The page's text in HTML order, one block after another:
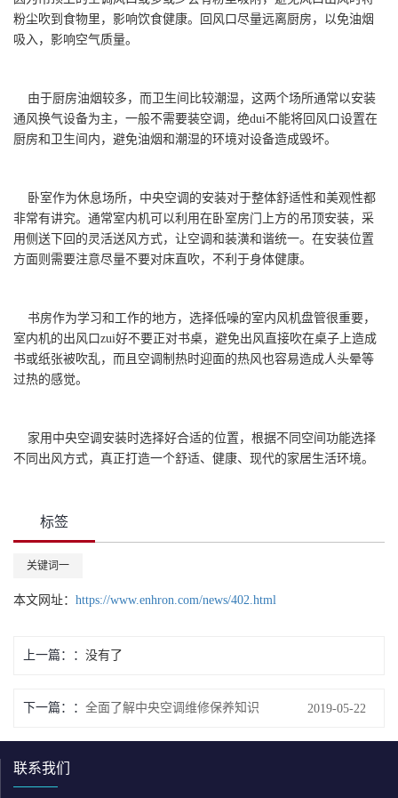
粉尘吹到食物里，影响饮食健康。回风口尽量远离厨房，以免油烟
吸入，影响空气质量。
由于厨房油烟较多，而卫生间比较潮湿，这两个场所通常以安装
通风换气设备为主，一般不需要装空调，绝dui不能将回风口设置在
厨房和卫生间内，避免油烟和潮湿的环境对设备造成毁坏。
卧室作为休息场所，中央空调的安装对于整体舒适性和美观性都
非常有讲究。通常室内机可以利用在卧室房门上方的吊顶安装，采
用侧送下回的灵活送风方式，让空调和装潢和谐统一。在安装位置
方面则需要注意尽量不要对床直吹，不利于身体健康。
书房作为学习和工作的地方，选择低噪的室内风机盘管很重要，
室内机的出风口zui好不要正对书桌，避免出风直接吹在桌子上造成
书或纸张被吹乱，而且空调制热时迎面的热风也容易造成人头晕等
过热的感觉。
家用中央空调安装时选择好合适的位置，根据不同空间功能选择
不同出风方式，真正打造一个舒适、健康、现代的家居生活环境。
标签
关键词一
本文网址： https://www.enhron.com/news/402.html
上一篇： 没有了
下一篇： 全面了解中央空调维修保养知识 2019-05-22
联系我们